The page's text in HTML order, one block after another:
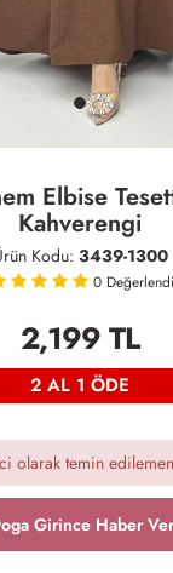
Elbise
Kahverengi
Kodu: 3439-1300
0
2,199TL
2 AL 1 ÖDE
olarak temin
Girince Haber Ver